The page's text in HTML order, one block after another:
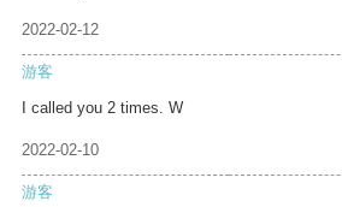
2022-02-12
游客
I called you 2 times. W
2022-02-10
游客